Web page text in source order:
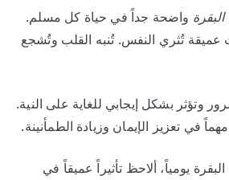
واضحة جداً في حياة كل مسلم.
عميقة تُثري النفس. تُنبه القلب وتُشجع
وتؤثر بشكل إيجابي للغاية على النية.
مهماً في تعزيز الإيمان وزيادة الطمأنينة.
يومياً، ألاحظ تأثيراً عميقاً في